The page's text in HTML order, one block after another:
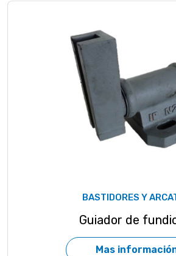
BASTIDORES Y
Guiador de
Mas